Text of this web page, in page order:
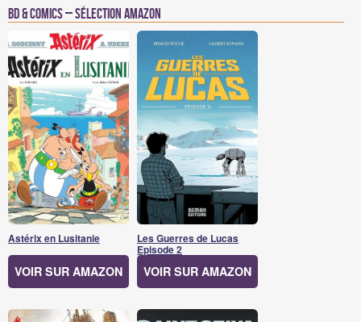
BD & Comics – Sélection Amazon
Astérix en Lusitanie
VOIR SUR AMAZON
Les Guerres de Lucas
Episode 2
VOIR SUR AMAZON